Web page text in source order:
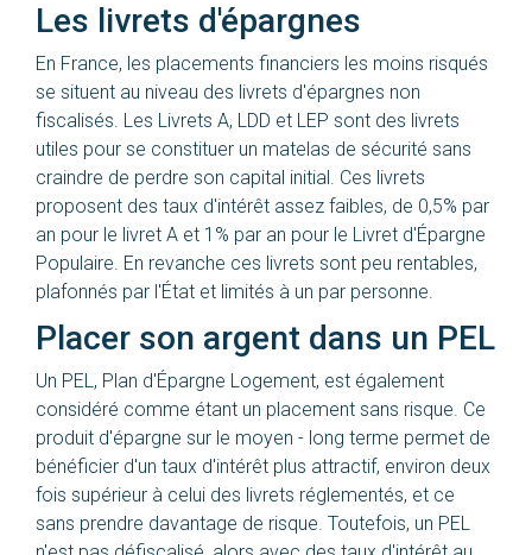
Les livrets d'épargnes
En France, les placements financiers les moins risqués
se situent au niveau des livrets d'épargnes non
fiscalisés. Les Livrets A, LDD et LEP sont des livrets
utiles pour se constituer un matelas de sécurité sans
craindre de perdre son capital initial. Ces livrets
proposent des taux d'intérêt assez faibles, de 0,5% par
an pour le livret A et 1% par an pour le Livret d'Épargne
Populaire. En revanche ces livrets sont peu rentables,
plafonnés par l'État et limités à un par personne.
Placer son argent dans un PEL
Un PEL, Plan d'Épargne Logement, est également
considéré comme étant un placement sans risque. Ce
produit d'épargne sur le moyen - long terme permet de
bénéficier d'un taux d'intérêt plus attractif, environ deux
fois supérieur à celui des livrets réglementés, et ce
sans prendre davantage de risque. Toutefois, un PEL